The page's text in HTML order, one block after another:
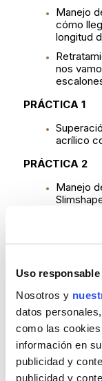
Uso
Nosotros y
datos
como las
información en
publicidad y
publicidad y
Manejo
cómo
longitud
nos
PRÁCTICA 1
acrílico
PRÁCTICA 2
Manejo
Manejo
inmaduro.
PRÁCTICA 3
Sellado